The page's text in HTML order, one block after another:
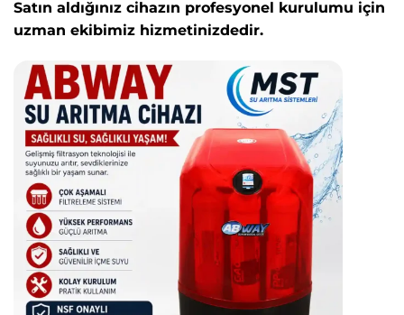
Satın aldığınız cihazın profesyonel kurulumu için
uzman ekibimiz hizmetinizdedir.